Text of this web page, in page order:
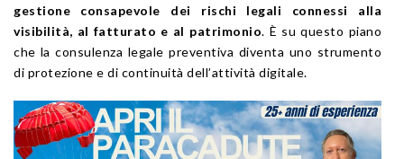
gestione consapevole dei rischi legali connessi alla
visibilità, al fatturato e al patrimonio. È su questo piano
che la consulenza legale preventiva diventa uno strumento
di protezione e di continuità dell’attività digitale.